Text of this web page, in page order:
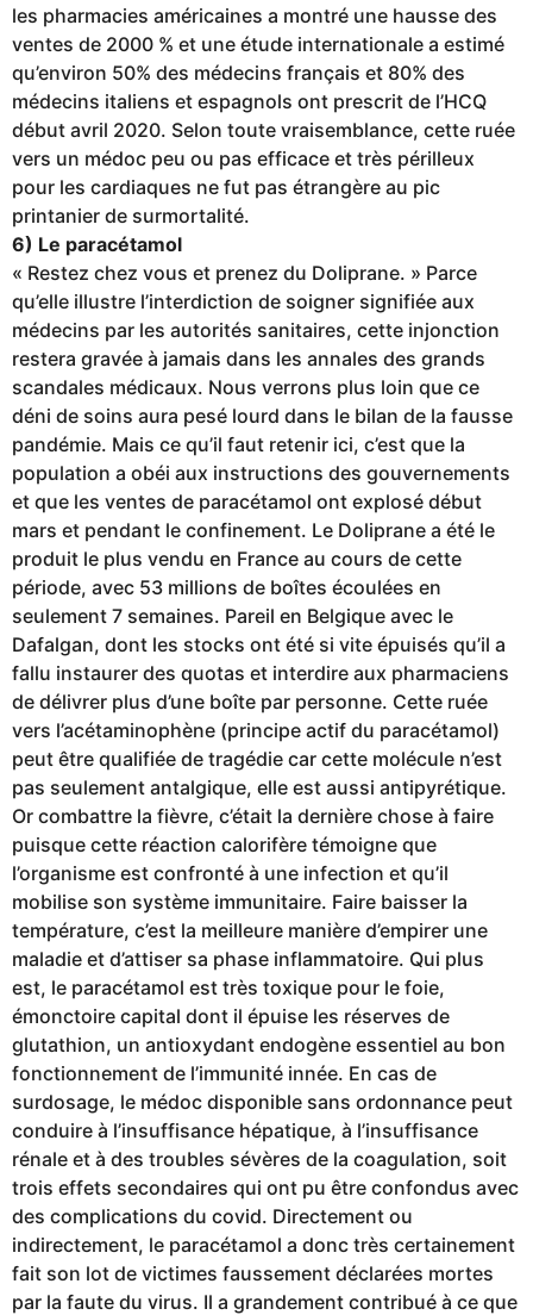
les pharmacies américaines a montré une hausse des
ventes de 2000 % et une étude internationale a estimé
qu’environ 50% des médecins français et 80% des
médecins italiens et espagnols ont prescrit de l’HCQ
début avril 2020. Selon toute vraisemblance, cette ruée
vers un médoc peu ou pas efficace et très périlleux
pour les cardiaques ne fut pas étrangère au pic
printanier de surmortalité.
6) Le paracétamol
« Restez chez vous et prenez du Doliprane. » Parce
qu’elle illustre l’interdiction de soigner signifiée aux
médecins par les autorités sanitaires, cette injonction
restera gravée à jamais dans les annales des grands
scandales médicaux. Nous verrons plus loin que ce
déni de soins aura pesé lourd dans le bilan de la fausse
pandémie. Mais ce qu’il faut retenir ici, c’est que la
population a obéi aux instructions des gouvernements
et que les ventes de paracétamol ont explosé début
mars et pendant le confinement. Le Doliprane a été le
produit le plus vendu en France au cours de cette
période, avec 53 millions de boîtes écoulées en
seulement 7 semaines. Pareil en Belgique avec le
Dafalgan, dont les stocks ont été si vite épuisés qu’il a
fallu instaurer des quotas et interdire aux pharmaciens
de délivrer plus d’une boîte par personne. Cette ruée
vers l’acétaminophène (principe actif du paracétamol)
peut être qualifiée de tragédie car cette molécule n’est
pas seulement antalgique, elle est aussi antipyrétique.
Or combattre la fièvre, c’était la dernière chose à faire
puisque cette réaction calorifère témoigne que
l’organisme est confronté à une infection et qu’il
mobilise son système immunitaire. Faire baisser la
température, c’est la meilleure manière d’empirer une
maladie et d’attiser sa phase inflammatoire. Qui plus
est, le paracétamol est très toxique pour le foie,
émonctoire capital dont il épuise les réserves de
glutathion, un antioxydant endogène essentiel au bon
fonctionnement de l’immunité innée. En cas de
surdosage, le médoc disponible sans ordonnance peut
conduire à l’insuffisance hépatique, à l’insuffisance
rénale et à des troubles sévères de la coagulation, soit
trois effets secondaires qui ont pu être confondus avec
des complications du covid. Directement ou
indirectement, le paracétamol a donc très certainement
fait son lot de victimes faussement déclarées mortes
par la faute du virus. Il a grandement contribué à ce que